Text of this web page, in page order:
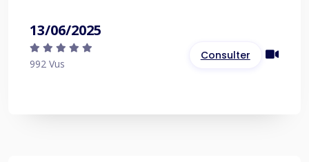
13/06/2025
992 Vus
Consulter